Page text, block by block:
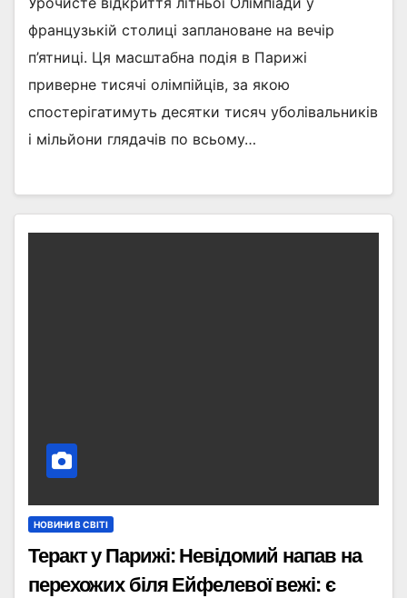
французькій столиці заплановане на вечір
п’ятниці. Ця масштабна подія в Парижі
приверне тисячі олімпійців, за якою
спостерігатимуть десятки тисяч уболівальників
і мільйони глядачів по всьому…
НОВИНИ В СВІТІ
Теракт у Парижі: Невідомий напав на
перехожих біля Ейфелевої вежі: є